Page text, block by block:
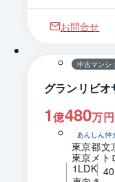
お問合せ
中古マンシ
グランリビオ
1億480万円
あんしん仲
東京都文
東京メト
1LDK